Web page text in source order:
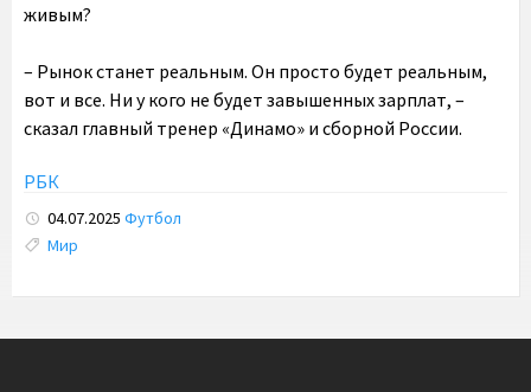
живым?
– Рынок станет реальным. Он просто будет реальным,
вот и все. Ни у кого не будет завышенных зарплат, –
сказал главный тренер «Динамо» и сборной России.
РБК
04.07.2025 Футбол
Tags:
Мир